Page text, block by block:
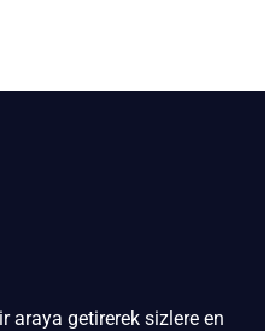
araya getirerek sizlere en